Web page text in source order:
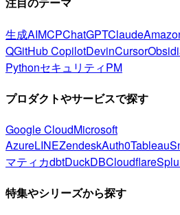
生成AIMCPChatGPTClaude
QGitHub CopilotDevinCursor
PythonセキュリティPM
プロダクトやサービスで探す
Google CloudMicrosoft
AzureLINEZendeskAuth0Tableau
マティカdbtDuckDBCloudflare
特集やシリーズから探す